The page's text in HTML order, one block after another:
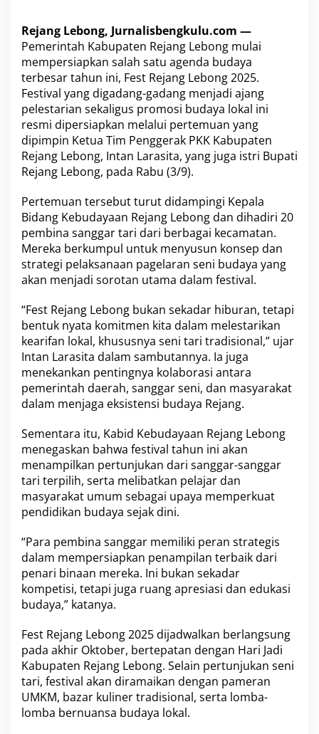
I
s
t
r
i
B
u
p
a
t
i
D
p
i
n
g
i
2
0
e
m
b
n
a
S
a
n
g
a
r
T
a
r
Rejang Lebong, Jurnalisbengkulu.com —
Pemerintah Kabupaten Rejang Lebong mulai
mempersiapkan salah satu agenda budaya
terbesar tahun ini, Fest Rejang Lebong 2025.
Festival yang digadang-gadang menjadi ajang
pelestarian sekaligus promosi budaya lokal ini
resmi dipersiapkan melalui pertemuan yang
dipimpin Ketua Tim Penggerak PKK Kabupaten
Rejang Lebong, Intan Larasita, yang juga istri Bupati
Rejang Lebong, pada Rabu (3/9).
Pertemuan tersebut turut didampingi Kepala
Bidang Kebudayaan Rejang Lebong dan dihadiri 20
pembina sanggar tari dari berbagai kecamatan.
Mereka berkumpul untuk menyusun konsep dan
strategi pelaksanaan pagelaran seni budaya yang
akan menjadi sorotan utama dalam festival.
“Fest Rejang Lebong bukan sekadar hiburan, tetapi
bentuk nyata komitmen kita dalam melestarikan
kearifan lokal, khususnya seni tari tradisional,” ujar
Intan Larasita dalam sambutannya. Ia juga
menekankan pentingnya kolaborasi antara
pemerintah daerah, sanggar seni, dan masyarakat
dalam menjaga eksistensi budaya Rejang.
Sementara itu, Kabid Kebudayaan Rejang Lebong
menegaskan bahwa festival tahun ini akan
menampilkan pertunjukan dari sanggar-sanggar
tari terpilih, serta melibatkan pelajar dan
masyarakat umum sebagai upaya memperkuat
pendidikan budaya sejak dini.
“Para pembina sanggar memiliki peran strategis
dalam mempersiapkan penampilan terbaik dari
penari binaan mereka. Ini bukan sekadar
kompetisi, tetapi juga ruang apresiasi dan edukasi
budaya,” katanya.
Fest Rejang Lebong 2025 dijadwalkan berlangsung
pada akhir Oktober, bertepatan dengan Hari Jadi
Kabupaten Rejang Lebong. Selain pertunjukan seni
tari, festival akan diramaikan dengan pameran
UMKM, bazar kuliner tradisional, serta lomba-
lomba bernuansa budaya lokal.